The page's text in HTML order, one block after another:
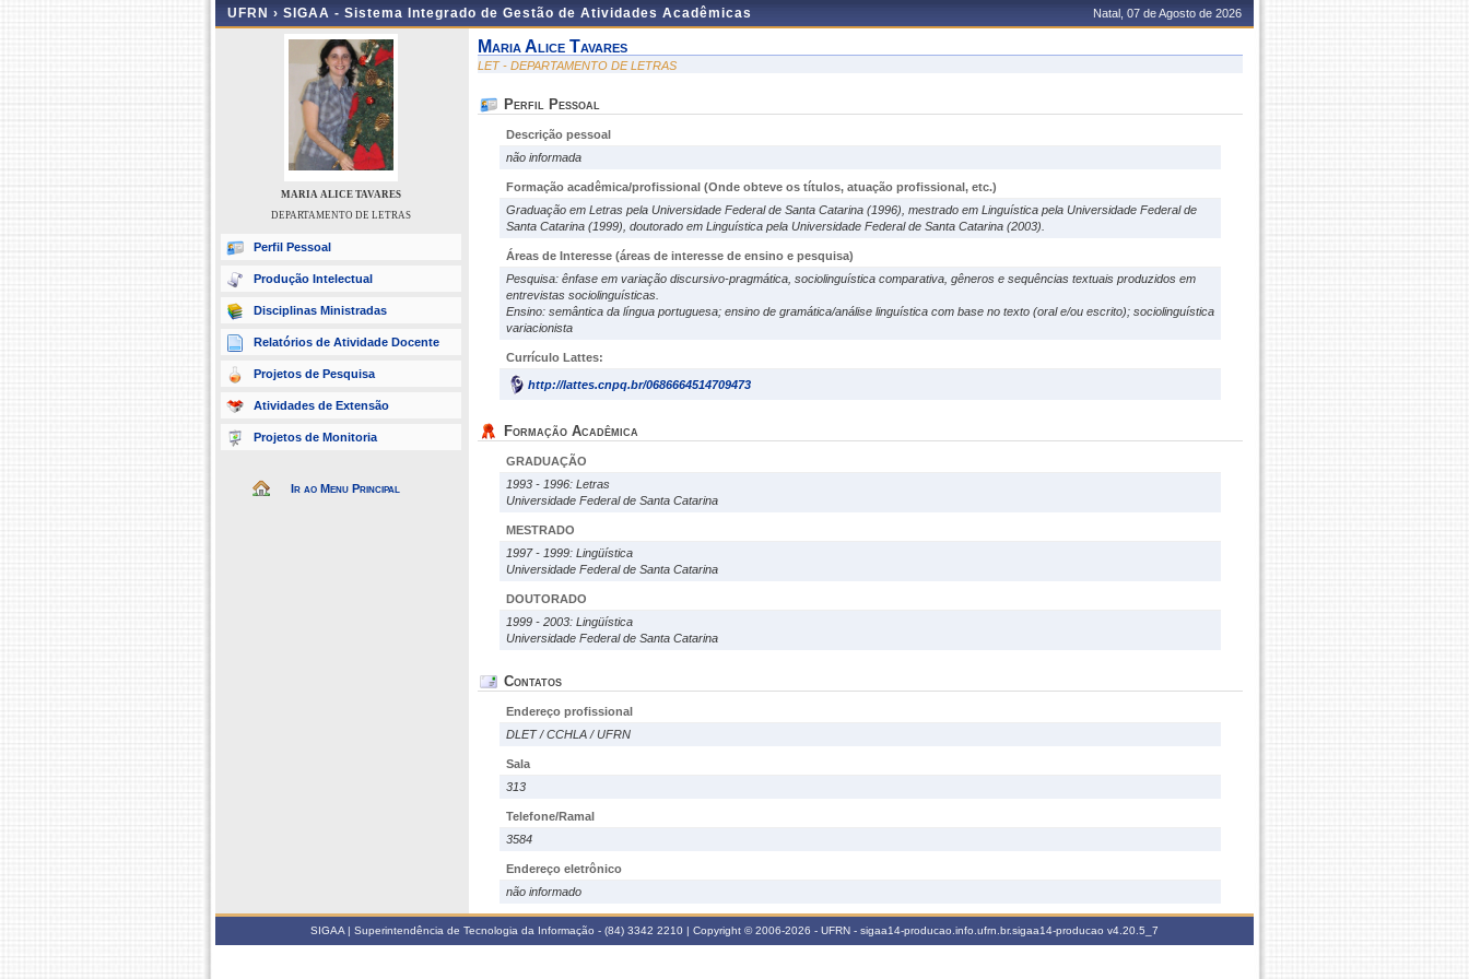
UFRN › SIGAA - Sistema Integrado de Gestão de Atividades Acadêmicas Natal, 07 de Agosto de 2026
MARIA ALICE TAVARES
DEPARTAMENTO DE LETRAS
Perfil Pessoal
Produção Intelectual
Disciplinas Ministradas
Relatórios de Atividade Docente
Projetos de Pesquisa
Atividades de Extensão
Projetos de Monitoria
Ir ao Menu Principal
Maria Alice Tavares
LET - DEPARTAMENTO DE LETRAS
Perfil Pessoal
Descrição pessoal
não informada
Formação acadêmica/profissional (Onde obteve os títulos, atuação profissional, etc.)
Graduação em Letras pela Universidade Federal de Santa Catarina (1996), mestrado em Linguística pela Universidade Federal de
Santa Catarina (1999), doutorado em Linguística pela Universidade Federal de Santa Catarina (2003).
Áreas de Interesse (áreas de interesse de ensino e pesquisa)
Pesquisa: ênfase em variação discursivo-pragmática, sociolinguística comparativa, gêneros e sequências textuais produzidos em
entrevistas sociolinguísticas.
Ensino: semântica da língua portuguesa; ensino de gramática/análise linguística com base no texto (oral e/ou escrito); sociolinguística
variacionista
Currículo Lattes:
http://lattes.cnpq.br/0686664514709473
Formação Acadêmica
GRADUAÇÃO
1993 - 1996: Letras
Universidade Federal de Santa Catarina
MESTRADO
1997 - 1999: Lingüística
Universidade Federal de Santa Catarina
DOUTORADO
1999 - 2003: Lingüística
Universidade Federal de Santa Catarina
Contatos
Endereço profissional
DLET / CCHLA / UFRN
Sala
313
Telefone/Ramal
3584
Endereço eletrônico
não informado
SIGAA | Superintendência de Tecnologia da Informação - (84) 3342 2210 | Copyright © 2006-2026 - UFRN - sigaa14-producao.info.ufrn.br.sigaa14-producao v4.20.5_7